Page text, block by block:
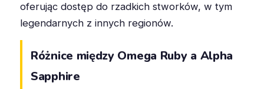
oferując dostęp do rzadkich stworków, w tym
legendarnych z innych regionów.
Różnice między Omega Ruby a Alpha
Sapphire